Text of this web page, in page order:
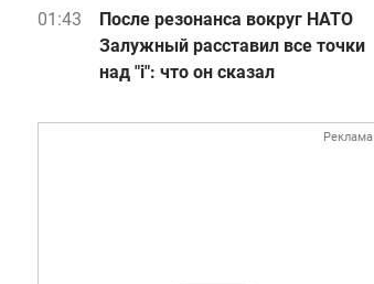
01:43
После резонанса вокруг НАТО
Залужный расставил все точки
над "i": что он сказал
Реклама